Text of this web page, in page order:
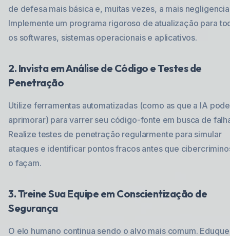
de defesa mais básica e, muitas vezes, a mais
Implemente um programa rigoroso de atualização para
os softwares, sistemas operacionais e aplicativos.
2. Invista em Análise de Código e Testes de
Penetração
Utilize ferramentas automatizadas (como as que a IA pode
aprimorar) para varrer seu código-fonte em busca de
Realize testes de penetração regularmente para simular
ataques e identificar pontos fracos antes que
o façam.
3. Treine Sua Equipe em Conscientização de
Segurança
O elo humano continua sendo o alvo mais comum. Eduque